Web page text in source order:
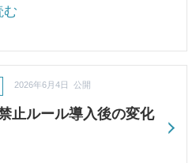
む
止ルール導入後の変化
2026年6月4日 公開